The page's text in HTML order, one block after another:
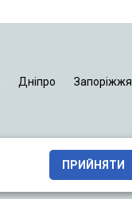
Дніпро Запоріжжя
ПРИЙНЯТИ